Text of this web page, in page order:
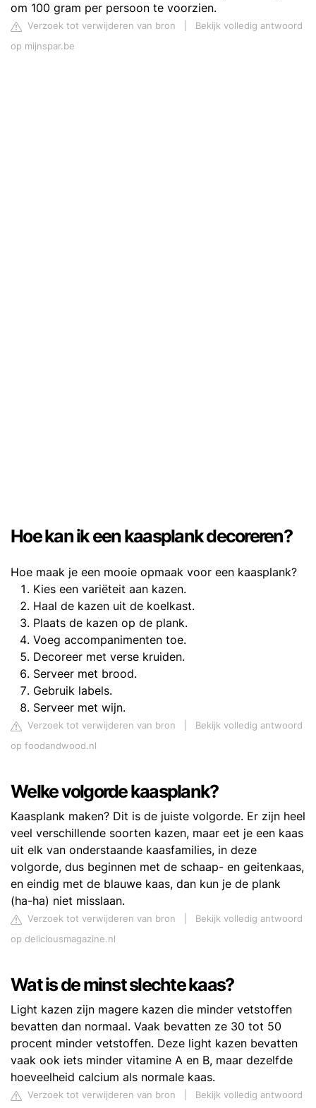
om 100 gram per persoon te voorzien.
Verzoek tot verwijderen van bron
Bekijk volledig antwoord
op mijnspar.be
Hoe kan ik een kaasplank decoreren?
Hoe maak je een mooie opmaak voor een kaasplank?
Kies een variëteit aan kazen.
Haal de kazen uit de koelkast.
Plaats de kazen op de plank.
Voeg accompanimenten toe.
Decoreer met verse kruiden.
Serveer met brood.
Gebruik labels.
Serveer met wijn.
Verzoek tot verwijderen van bron
Bekijk volledig antwoord
op foodandwood.nl
Welke volgorde kaasplank?
Kaasplank maken? Dit is de juiste volgorde. Er zijn heel
veel verschillende soorten kazen, maar eet je een kaas
uit elk van onderstaande kaasfamilies, in deze
volgorde, dus beginnen met de schaap- en geitenkaas,
en eindig met de blauwe kaas, dan kun je de plank
(ha-ha) niet misslaan.
Verzoek tot verwijderen van bron
Bekijk volledig antwoord
op deliciousmagazine.nl
Wat is de minst slechte kaas?
Light kazen zijn magere kazen die minder vetstoffen
bevatten dan normaal. Vaak bevatten ze 30 tot 50
procent minder vetstoffen. Deze light kazen bevatten
vaak ook iets minder vitamine A en B, maar dezelfde
hoeveelheid calcium als normale kaas.
Verzoek tot verwijderen van bron Bekijk volledig antwoord